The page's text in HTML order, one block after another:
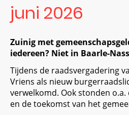
juni 2026
Zuinig met
iedereen? Niet in Baarle-
Tijdens de raadsvergadering
Vriens als nieuw
verwelkomd. Ook stonden
en de toekomst van het